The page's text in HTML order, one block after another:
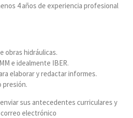
4 años de experiencia profesional
obras hidráulicas.
e idealmente IBER.
elaborar y redactar informes.
presión.
sus antecedentes curriculares y
electrónico